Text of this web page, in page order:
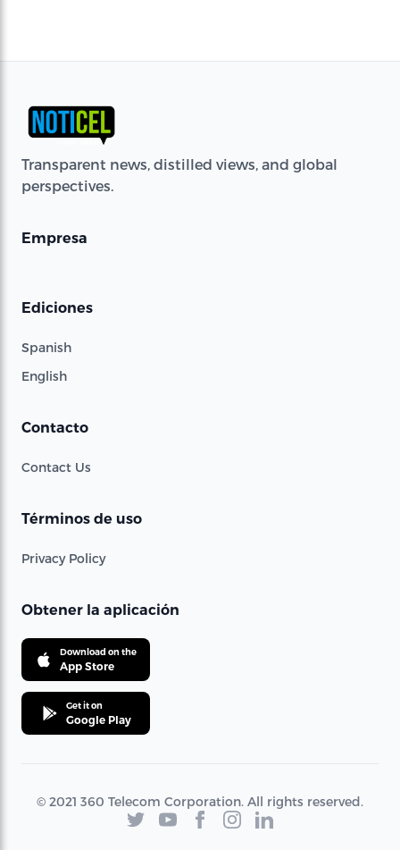
Transparent news, distilled views, and global
perspectives.
Empresa
Ediciones
Spanish
English
Contacto
Contact Us
Términos de uso
Privacy Policy
Obtener la aplicación
Download on the
App Store
Get it on
Google Play
© 2021 360 Telecom Corporation. All rights reserved.